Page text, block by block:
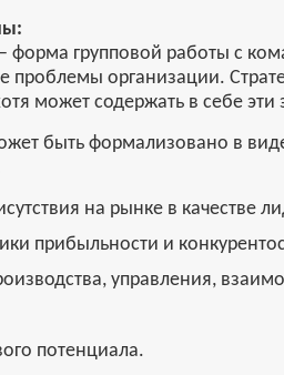
форма групповой работы с
проблемы организации.
может содержать в себе эти
быть формализовано в
на рынке в качестве
прибыльности и
управления,
потенциала.